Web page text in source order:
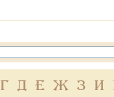
Г Д Е Ж З И